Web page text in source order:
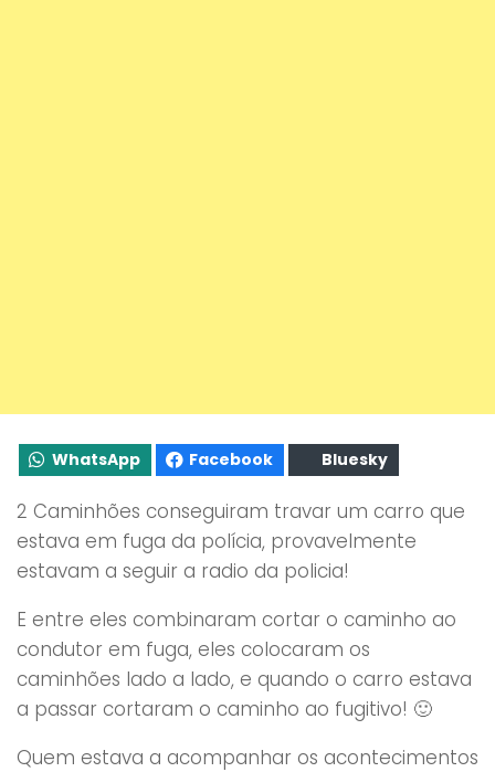
WhatsApp Facebook Bluesky
2 Caminhões conseguiram travar um carro que
estava em fuga da polícia, provavelmente
estavam a seguir a radio da policia!
E entre eles combinaram cortar o caminho ao
condutor em fuga, eles colocaram os
caminhões lado a lado, e quando o carro estava
a passar cortaram o caminho ao fugitivo! 🙂
Quem estava a acompanhar os acontecimentos